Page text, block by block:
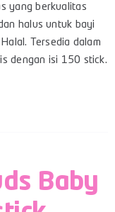
yang berkualitas
halus untuk bayi
Tersedia dalam
dengan isi 150 stick.
Baby